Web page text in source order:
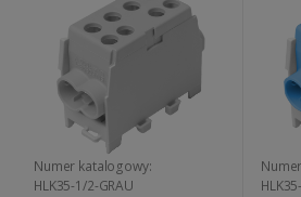
Numer katalogowy:
HLK35-1/2-GRAU